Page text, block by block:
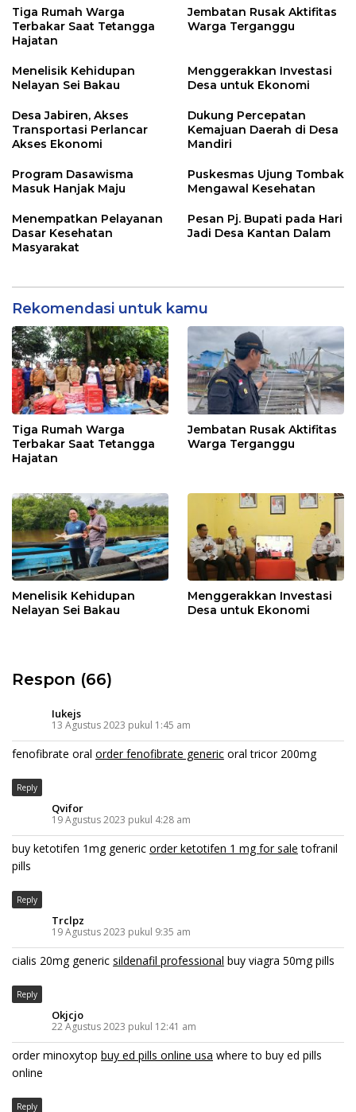
Tiga Rumah Warga
Terbakar Saat Tetangga
Hajatan
Jembatan Rusak Aktifitas
Warga Terganggu
Menelisik Kehidupan
Nelayan Sei Bakau
Menggerakkan Investasi
Desa untuk Ekonomi
Desa Jabiren, Akses
Transportasi Perlancar
Akses Ekonomi
Dukung Percepatan
Kemajuan Daerah di Desa
Mandiri
Program Dasawisma
Masuk Hanjak Maju
Puskesmas Ujung Tombak
Mengawal Kesehatan
Menempatkan Pelayanan
Dasar Kesehatan
Masyarakat
Pesan Pj. Bupati pada Hari
Jadi Desa Kantan Dalam
Rekomendasi untuk kamu
Tiga Rumah Warga
Terbakar Saat Tetangga
Hajatan
Jembatan Rusak Aktifitas
Warga Terganggu
Menelisik Kehidupan
Nelayan Sei Bakau
Menggerakkan Investasi
Desa untuk Ekonomi
Respon (66)
Iukejs
13 Agustus 2023 pukul 1:45 am
fenofibrate oral order fenofibrate generic oral tricor 200mg
Reply
Qvifor
19 Agustus 2023 pukul 4:28 am
buy ketotifen 1mg generic order ketotifen 1 mg for sale tofranil
pills
Reply
Trclpz
19 Agustus 2023 pukul 9:35 am
cialis 20mg generic sildenafil professional buy viagra 50mg pills
Reply
Okjcjo
22 Agustus 2023 pukul 12:41 am
order minoxytop buy ed pills online usa where to buy ed pills
online
Reply